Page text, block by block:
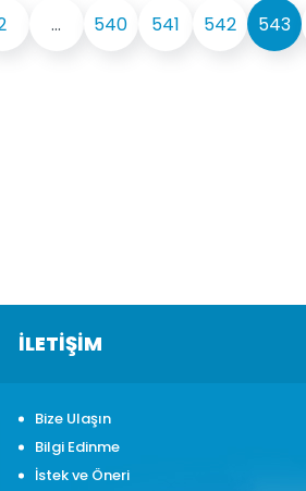
... 540 541 542 543
İLETİŞİM
Bize Ulaşın
Bilgi Edinme
İstek ve Öneri